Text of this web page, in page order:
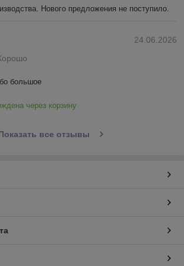
Нового предложения не поступило.
24.06.2026
большое
через корзину
все отзывы